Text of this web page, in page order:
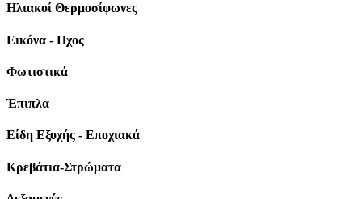
Ηλιακοί Θερμοσίφωνες
Εικόνα - Ηχος
Φωτιστικά
Έπιπλα
Είδη Εξοχής - Εποχιακά
Κρεβάτια-Στρώματα